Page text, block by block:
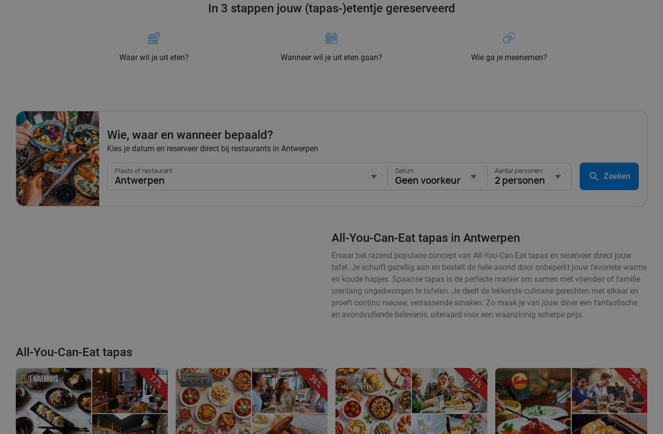
In 3 stappen jouw (tapas-)etentje gereserveerd
Waar wil je uit eten? Wanneer wil je uit eten gaan? Wie ga je meenemen?
Wie, waar en wanneer bepaald?
Kies je datum en reserveer direct bij restaurants in Antwerpen
Plaats of restaurant
Antwerpen
Datum
Geen voorkeur
Aantal personen:
2 personen Zoeken
All-You-Can-Eat tapas in Antwerpen
Ervaar het razend populaire concept van All-You-Can-Eat tapas en reserveer direct jouw
tafel. Je schuift gezellig aan en bestelt de hele avond door onbeperkt jouw favoriete warme
en koude hapjes. Spaanse tapas is de perfecte manier om samen met vrienden of familie
urenlang ongedwongen te tafelen. Je deelt de lekkerste culinaire gerechten met elkaar en
proeft continu nieuwe, verrassende smaken. Zo maak je van jouw diner een fantastische
en avondvullende belevenis, uiteraard voor een waanzinnig scherpe prijs.
All-You-Can-Eat tapas
17% 36% 31% 25%